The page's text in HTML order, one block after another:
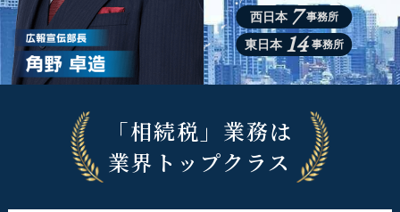
西日本 7 事務所
東日本 14 事務所
「相続税」業務は
業界トップクラス